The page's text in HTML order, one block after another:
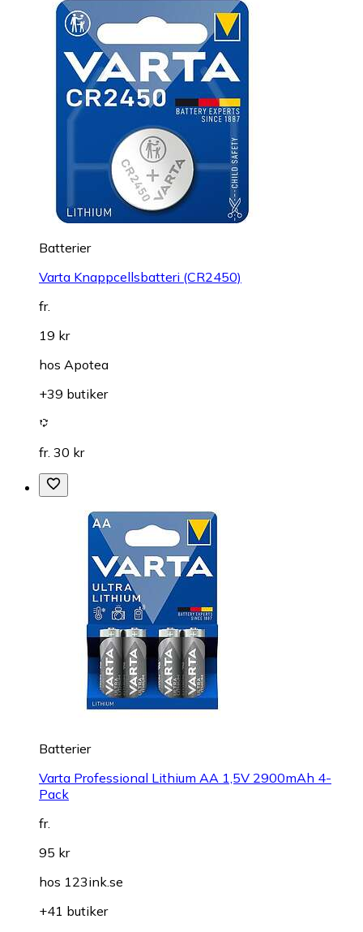
Batterier
Varta Knappcellsbatteri (CR2450)
fr.
19 kr
hos Apotea
+39 butiker
fr. 30 kr
Batterier
Varta Professional Lithium AA 1,5V 2900mAh 4-
Pack
fr.
95 kr
hos 123ink.se
+41 butiker